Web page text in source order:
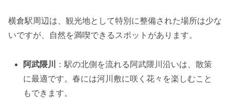
横倉駅周辺は、観光地として特別に整備された場所は少な
いですが、自然を満喫できるスポットがあります。
阿武隈川
：駅の北側を流れる阿武隈川沿いは、散策
に最適です。春には河川敷に咲く花々を楽しむこと
もできます。